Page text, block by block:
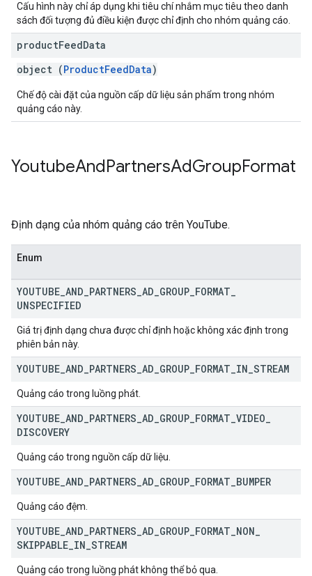
Cấu hình này chỉ áp dụng khi tiêu chí nhắm mục tiêu theo danh
sách đối tượng đủ điều kiện được chỉ định cho nhóm quảng cáo.
productFeedData
object (ProductFeedData)
Chế độ cài đặt của nguồn cấp dữ liệu sản phẩm trong nhóm
quảng cáo này.
YoutubeAndPartnersAdGroupFormat
Định dạng của nhóm quảng cáo trên YouTube.
Enum
YOUTUBE AND PARTNERS AD GROUP FORMAT
UNSPECIFIED
Giá trị định dạng chưa được chỉ định hoặc không xác định trong
phiên bản này.
YOUTUBE AND PARTNERS AD GROUP FORMAT IN STREAM
Quảng cáo trong luồng phát.
YOUTUBE AND PARTNERS AD GROUP FORMAT VIDEO
DISCOVERY
Quảng cáo trong nguồn cấp dữ liệu.
YOUTUBE AND PARTNERS AD GROUP FORMAT BUMPER
Quảng cáo đệm.
YOUTUBE AND PARTNERS AD GROUP FORMAT NON
SKIPPABLE IN STREAM
Quảng cáo trong luồng phát không thể bỏ qua.